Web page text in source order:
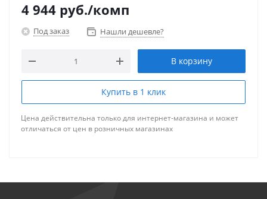
4 944 руб./комп
Под заказ Нашли дешевле?
В корзину
Купить в 1 клик
Цена действительна только для интернет-магазина и может
отличаться от цен в розничных магазинах